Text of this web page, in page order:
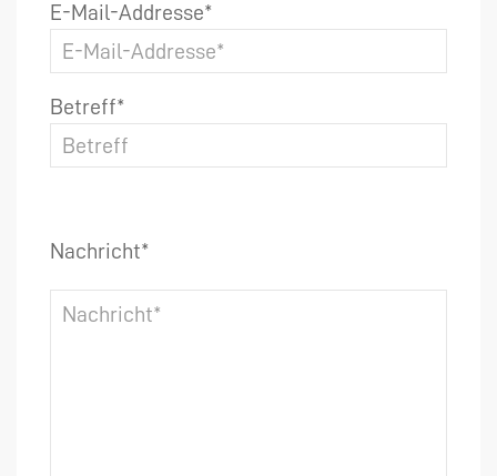
E-Mail-Addresse*
Betreff*
Nachricht*